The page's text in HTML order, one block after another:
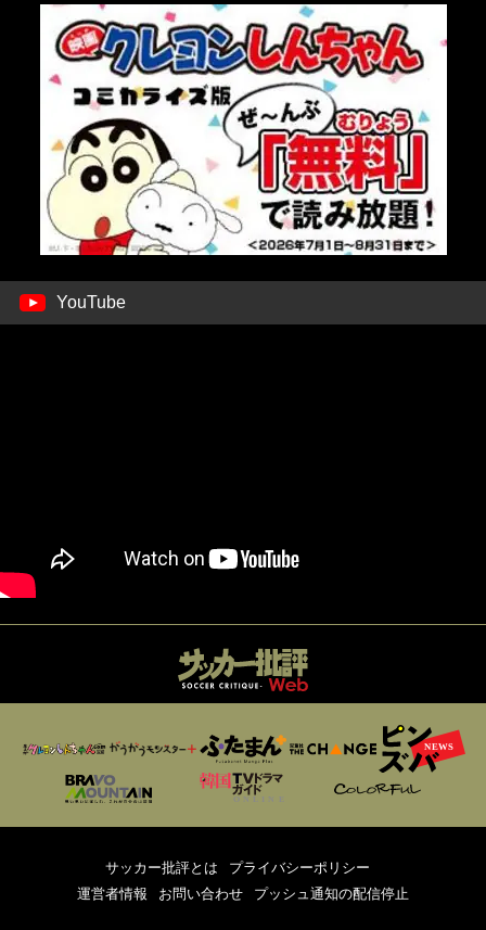
YouTube
サッカー批評とは
プライバシーポリシー
運営者情報
お問い合わせ プッシュ通知の配信停止